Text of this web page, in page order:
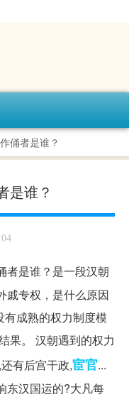
俑者是谁？
是谁？
者是谁？是一段汉朝
戚专权，是什么原因
成熟的权力制度模
果。 汉朝遇到的权力
有后宫干政,宦官...
东汉国运的?大凡每